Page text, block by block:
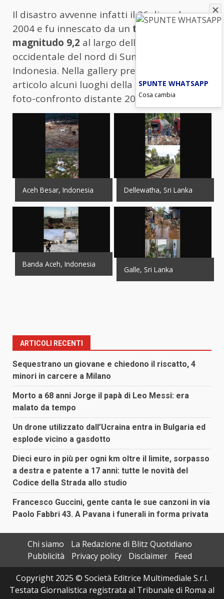
Il disastro avvenne infatti il 26 dicembre
2004 e fu innescato da un terremoto di
magnitudo 9,2 al largo della costa
occidentale del nord di Sumatra, in
Indonesia. Nella gallery presente in questo
articolo alcuni luoghi della tragedia in un
foto-confronto distante 20 anni.
Aceh Besar, Indonesia Dellewatha, Sri Lanka
Banda Aceh, Indonesia
Galle, Sri Lanka
ARTICOLI RECENTI
Sequestrano un giovane e chiedono il riscatto, 4
minori in carcere a Milano
Morto a 68 anni Jorge il papà di Leo Messi: era
malato da tempo
Un drone utilizzato dall’Ucraina entra in Bulgaria ed
esplode vicino a gasdotto
Dieci euro in più per ogni km oltre il limite, sorpasso
a destra e patente a 17 anni: tutte le novità del
Codice della Strada allo studio
Francesco Guccini, gente canta le sue canzoni in via
Paolo Fabbri 43. A Pavana i funerali in forma privata
Chi siamo
La Redazione di Blitz Quotidiano
Pubblicità
Privacy policy Disclaimer
Feed
Copyright 2025 © Società Editrice Multimediale S.r.l.
Testata Giornalistica registrata al Tribunale di Roma al
SPUNTE WHATSAPP
Cosa cambia